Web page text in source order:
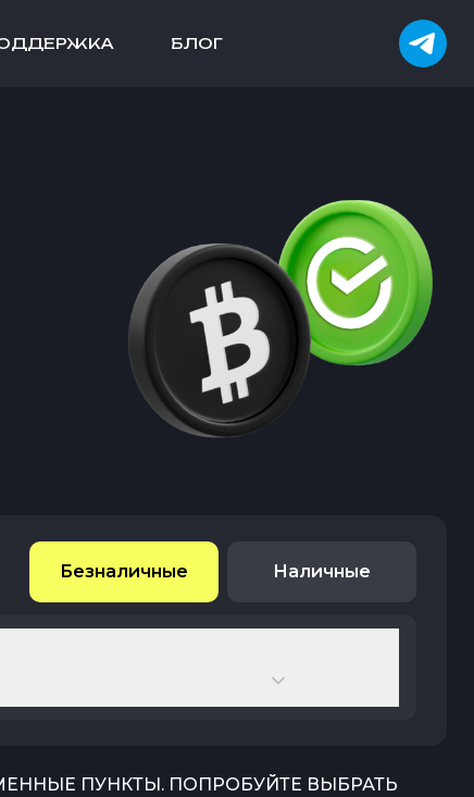
БЛОГ
Безналичные Наличные
ПУНКТЫ. ПОПРОБУЙТЕ ВЫБРАТЬ